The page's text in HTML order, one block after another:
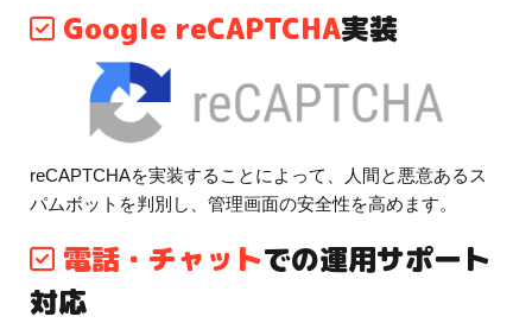
Google reCAPTCHA実装
reCAPTCHAを実装することによって、人間と悪意あるス
パムボットを判別し、管理画面の安全性を高めます。
電話・チャットでの運用サポート
対応